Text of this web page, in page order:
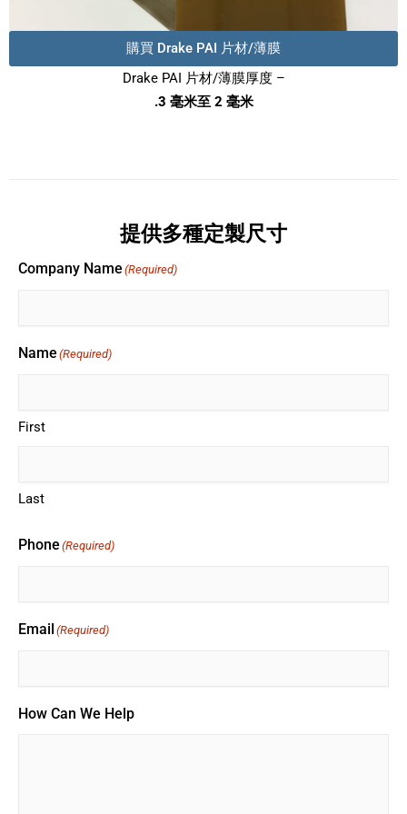
購買 Drake PAI 片材/薄膜
Drake PAI 片材/薄膜厚度 –
.3 毫米至 2 毫米
提供多種定製尺寸
Company Name (Required)
Name (Required)
First
Last
Phone (Required)
Email (Required)
How Can We Help